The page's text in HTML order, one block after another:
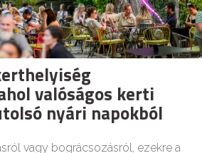
valóságos kerti
nyári napokból
vagy bográcsozásról, ezekre a